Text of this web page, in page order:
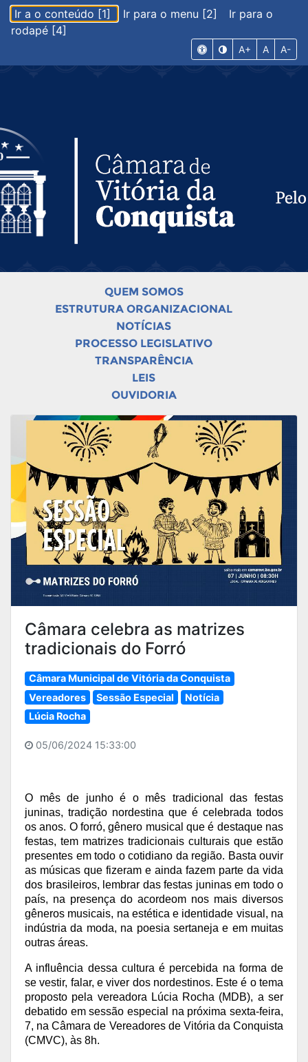
Ir a o conteúdo [1] Ir para o menu [2]
Ir para o
rodapé [4]
A+ A A-
QUEM SOMOS
ESTRUTURA ORGANIZACIONAL
NOTÍCIAS
PROCESSO LEGISLATIVO
TRANSPARÊNCIA
LEIS
OUVIDORIA
Câmara celebra as matrizes
tradicionais do Forró
Câmara Municipal de Vitória da Conquista
Vereadores
Sessão Especial
Notícia
Lúcia Rocha
05/06/2024 15:33:00
O mês de junho é o mês tradicional das festas
juninas, tradição nordestina que é celebrada todos
os anos. O forró, gênero musical que é destaque nas
festas, tem matrizes tradicionais culturais que estão
presentes em todo o cotidiano da região. Basta ouvir
as músicas que fizeram e ainda fazem parte da vida
dos brasileiros, lembrar das festas juninas em todo o
país, na presença do acordeom nos mais diversos
gêneros musicais, na estética e identidade visual, na
indústria da moda, na poesia sertaneja e em muitas
outras áreas.
A influência dessa cultura é percebida na forma de
se vestir, falar, e viver dos nordestinos. Este é o tema
proposto pela vereadora Lúcia Rocha (MDB), a ser
debatido em sessão especial na próxima sexta-feira,
7, na Câmara de Vereadores de Vitória da Conquista
(CMVC), às 8h.